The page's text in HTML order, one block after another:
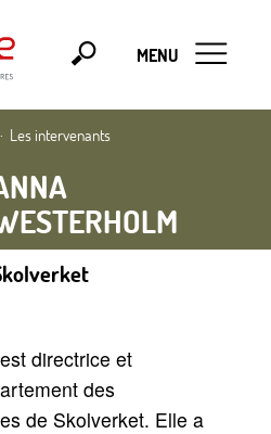
MENU
Les intervenants
est directrice et
des
de Skolverket. Elle a